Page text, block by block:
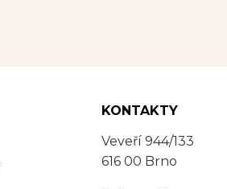
KONTAKTY
Veveří 944/133
616 00 Brno